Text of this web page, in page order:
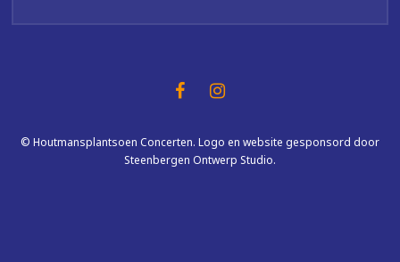
© Houtmansplantsoen Concerten. Logo en website gesponsord door
Steenbergen Ontwerp Studio.